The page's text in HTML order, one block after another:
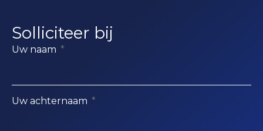
Solliciteer bij
Uw naam
Uw achternaam